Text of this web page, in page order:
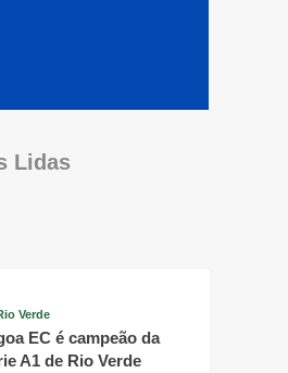
Lidas
Verde
EC é campeão da
A1 de Rio Verde